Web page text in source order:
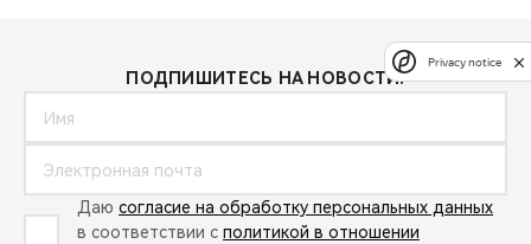
ПОДПИШИТЕСЬ НА НОВОСТИ:
Даю согласие на обработку персональных данных
в соответствии с политикой в отношении
Privacy notice